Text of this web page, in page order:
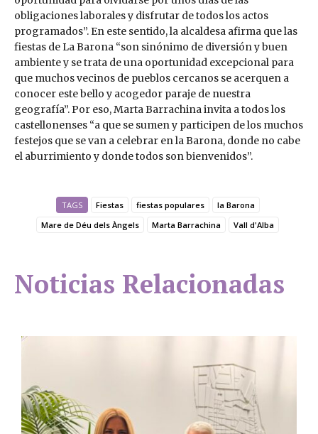
obligaciones laborales y disfrutar de todos los actos
programados”. En este sentido, la alcaldesa afirma que las
fiestas de La Barona “son sinónimo de diversión y buen
ambiente y se trata de una oportunidad excepcional para
que muchos vecinos de pueblos cercanos se acerquen a
conocer este bello y acogedor paraje de nuestra
geografía”. Por eso, Marta Barrachina invita a todos los
castellonenses “a que se sumen y participen de los muchos
festejos que se van a celebrar en la Barona, donde no cabe
el aburrimiento y donde todos son bienvenidos”.
TAGS Fiestas fiestas populares
la Barona
Mare de Déu dels Àngels
Marta Barrachina Vall d'Alba
Noticias Relacionadas